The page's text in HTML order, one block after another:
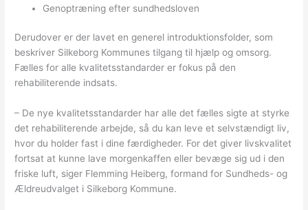
Genoptræning efter sundhedsloven
Derudover er der lavet en generel introduktionsfolder, som
beskriver Silkeborg Kommunes tilgang til hjælp og omsorg.
Fælles for alle kvalitetsstandarder er fokus på den
rehabiliterende indsats.
– De nye kvalitetsstandarder har alle det fælles sigte at styrke
det rehabiliterende arbejde, så du kan leve et selvstændigt liv,
hvor du holder fast i dine færdigheder. For det giver livskvalitet
fortsat at kunne lave morgenkaffen eller bevæge sig ud i den
friske luft, siger Flemming Heiberg, formand for Sundheds- og
Ældreudvalget i Silkeborg Kommune.